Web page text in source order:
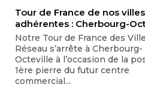
Tour de France de nos villes
adhérentes : Cherbourg-
Notre Tour de France des
Réseau s’arrête à Cherbourg-
Octeville à l’occasion de la
1ère pierre du futur centre
commercial...